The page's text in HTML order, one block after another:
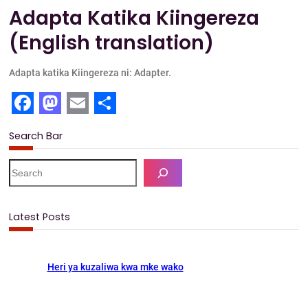
Adapta Katika Kiingereza
(English translation)
Adapta katika Kiingereza ni: Adapter.
a
c
e
b
o
a
s
t
o
d
o
n
m
a
i
l
h
a
r
Search Bar
e
c
Latest Posts
Heri ya kuzaliwa kwa mke wako